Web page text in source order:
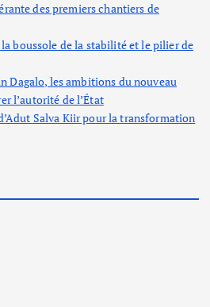
des premiers chantiers de
boussole de la stabilité et le pilier de
Dagalo, les ambitions du nouveau
l’autorité de l’État
Salva Kiir pour la transformation